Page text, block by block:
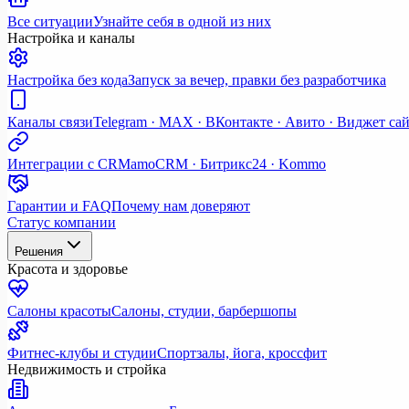
Все ситуацииУзнайте себя в одной из них
Настройка и каналы
Настройка без кодаЗапуск за вечер, правки без разработчика
Каналы связиTelegram · MAX · ВКонтакте · Авито · Виджет
Интеграции с CRMamoCRM · Битрикс24 · Kommo
Гарантии и FAQПочему нам доверяют
Статус компании
Решения
Красота и здоровье
Салоны красотыСалоны, студии, барбершопы
Фитнес-клубы и студииСпортзалы, йога, кроссфит
Недвижимость и стройка